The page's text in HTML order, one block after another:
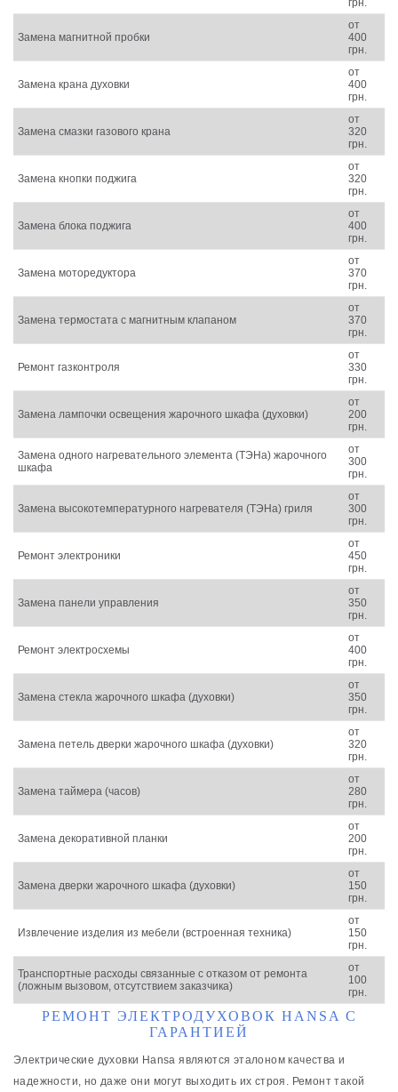
грн.
Замена магнитной пробки
от
400
грн.
Замена крана духовки
от
400
грн.
Замена смазки газового крана
от
320
грн.
Замена кнопки поджига
от
320
грн.
Замена блока поджига
от
400
грн.
Замена моторедуктора
от
370
грн.
Замена термостата с магнитным клапаном
от
370
грн.
Ремонт газконтроля
от
330
грн.
Замена лампочки освещения жарочного шкафа (духовки)
от
200
грн.
Замена одного нагревательного элемента (ТЭНа) жарочного
шкафа
от
300
грн.
Замена высокотемпературного нагревателя (ТЭНа) гриля
от
300
грн.
Ремонт электроники
от
450
грн.
Замена панели управления
от
350
грн.
Ремонт электросхемы
от
400
грн.
Замена стекла жарочного шкафа (духовки)
от
350
грн.
Замена петель дверки жарочного шкафа (духовки)
от
320
грн.
Замена таймера (часов)
от
280
грн.
Замена декоративной планки
от
200
грн.
Замена дверки жарочного шкафа (духовки)
от
150
грн.
Извлечение изделия из мебели (встроенная техника)
от
150
грн.
Транспортные расходы связанные с отказом от ремонта
(ложным вызовом, отсутствием заказчика)
от
100
грн.
РЕМОНТ ЭЛЕКТРОДУХОВОК HANSA С
ГАРАНТИЕЙ
Электрические духовки Hansa являются эталоном качества и
надежности, но даже они могут выходить их строя. Ремонт такой